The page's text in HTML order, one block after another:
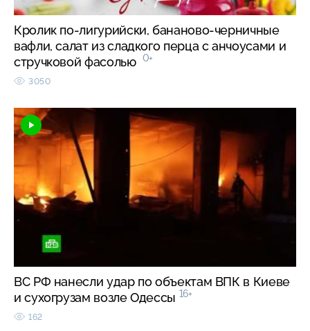
Кролик по-лигурийски, бананово-черничные
вафли, салат из сладкого перца с анчоусами и
стручковой фасолью 0+
3050
ВС РФ нанесли удар по объектам ВПК в Киеве
и сухогрузам возле Одессы 16+
162